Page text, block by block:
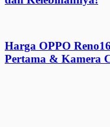
Harga OPPO
Pertama & Kamera